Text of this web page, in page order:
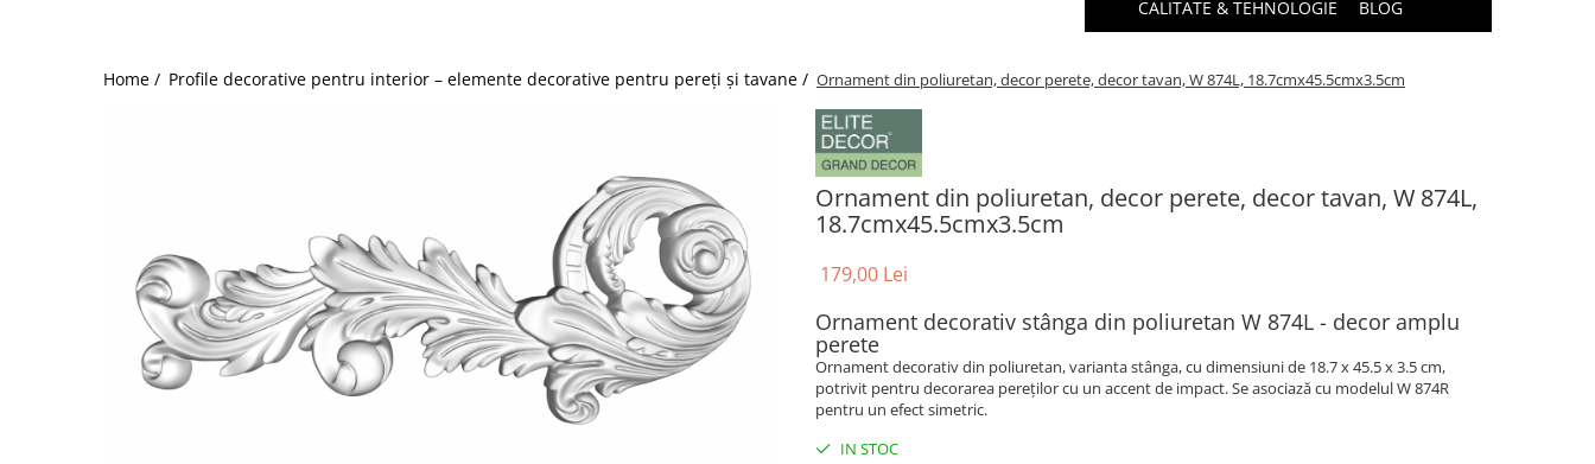
Plinte decorative din polimer rigid
Rozete decorative
CALITATE & TEHNOLOGIE BLOG
Home / Profile decorative pentru interior – elemente decorative pentru pereți și tavane / Ornament din poliuretan, decor perete, decor tavan, W 874L, 18.7cmx45.5cmx3.5cm
Ornament din poliuretan, decor perete, decor tavan, W 874L,
18.7cmx45.5cmx3.5cm
179,00 Lei
Ornament decorativ stânga din poliuretan W 874L - decor amplu
perete
Ornament decorativ din poliuretan, varianta stânga, cu dimensiuni de 18.7 x 45.5 x 3.5 cm,
potrivit pentru decorarea pereților cu un accent de impact. Se asociază cu modelul W 874R
pentru un efect simetric.
IN STOC